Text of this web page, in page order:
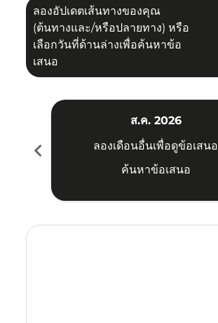
ลองอัปเดตเส้นทางของคุณ
(ต้นทางและ/หรือปลายทาง) หรือ
เลือกวันที่ด้านล่างเพื่อค้นหาข้อ
เสนอ
chevron_left
ส.ค. 2026
ลองเดือนอื่นเพื่อดูข้อเสนอ
ค้นหาข้อเสนอ